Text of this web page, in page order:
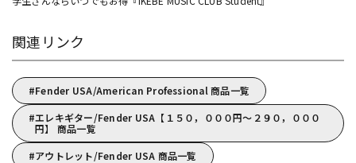
関連リンク
Fender USA/American Professional 商品一覧
エレキギター/Fender USA【１５０，０００円～２９０，０００
円】 商品一覧
アウトレット/Fender USA 商品一覧